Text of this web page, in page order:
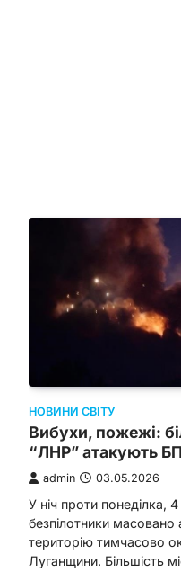
НОВИНИ СВІТУ
Вибухи, пожежі:
“ЛНР” атакують
admin 03.05.2026
У ніч проти понеділка,
безпілотники масовано
територію тимчасово
Луганщини. Більшість